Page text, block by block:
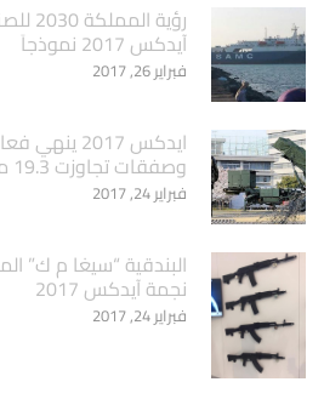
‏رؤية
آيدكس 2017 نموذجاَ
فبراير 26, 2017
ايدكس 2017
وصفقات تجاوزت 19.3 مليار درهم اماراتي
فبراير 24, 2017
البندقية “سيغا م ك”
نجمة آيدكس 2017
فبراير 24, 2017